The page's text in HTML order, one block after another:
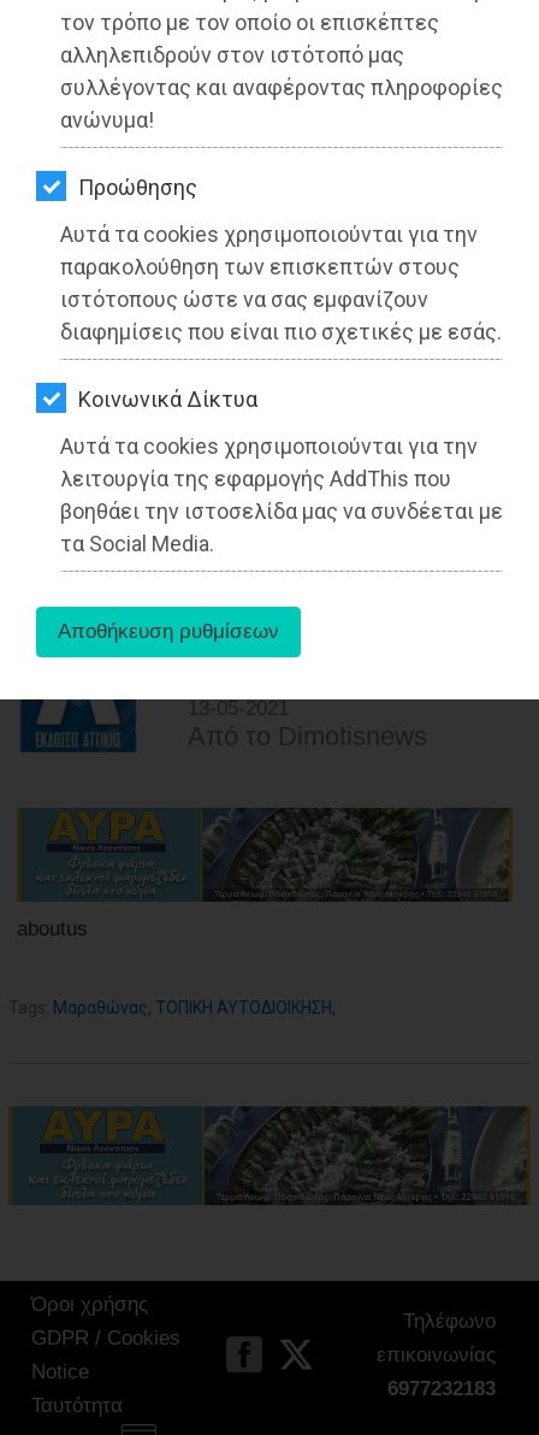
τον τρόπο με τον οποίο οι επισκέπτες
αλληλεπιδρούν στον ιστότοπό μας
συλλέγοντας και αναφέροντας πληροφορίες
ανώνυμα!
Προώθησης
Αυτά τα cookies χρησιμοποιούνται για την
παρακολούθηση των επισκεπτών στους
ιστότοπους ώστε να σας εμφανίζουν
διαφημίσεις που είναι πιο σχετικές με εσάς.
Kοινωνικά Δίκτυα
Αυτά τα cookies χρησιμοποιούνται για την
λειτουργία της εφαρμογής AddThis που
βοηθάει την ιστοσελίδα μας να συνδέεται με
τα Social Media.
ΕΞΟΔΟΣ
ΠΕΡΙΒΑΛΛΟΝ
ΚΑΤΟΙΚΙΔΙΟ
ΑΓΓΕΛΙΕΣ
ΕΦΗΜΕΡΙΔΕΣ
OΔΗΓΟΣ
ΑΓΟΡΑΣ
ΨΙΘΥΡΟΙ
ΑΠΟΣΤΟΛΗ
ΑΡΘΡΩΝ
ΔΗΜΟΣ ΜΑΡΑΘΩΝΟΣ: «Παιδί &
Θάλασσα 2021»: Ξεκινούν οι αιτήσεις
εγγραφών για παιδιά 5-12 ετών
Διαβάστηκε 4859 φορές
13-05-2021
Από τo Dimotisnews
aboutus
Tags: Μαραθώνας, ΤΟΠΙΚΗ ΑΥΤΟΔΙΟΙΚΗΣΗ,
Όροι χρήσης
GDPR / Cookies
Notice
Ταυτότητα
Τηλέφωνο
επικοινωνίας
6977232183